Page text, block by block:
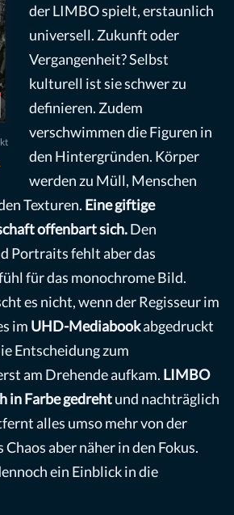
der LIMBO spielt, erstaunlich
universell. Zukunft oder
Vergangenheit? Selbst
kulturell ist sie schwer zu
definieren. Zudem
verschwimmen die Figuren in
den Hintergründen. Körper
werden zu Müll, Menschen
Texturen. Eine giftige
offenbart sich.Den
Portraits fehlt aber das
für das monochrome Bild.
es nicht, wenn der Regisseur im
im UHD-Mediabookabgedruckt
Entscheidung zum
am Drehende aufkam. LIMBO
in Farbe gedrehtund nachträglich
alles umso mehr von der
aber näher in den Fokus.
ein Einblick in die